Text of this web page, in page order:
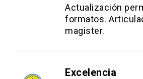
Actualización
formatos.
magister.
Excelencia